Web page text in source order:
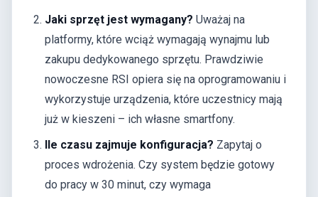
Jaki sprzęt jest wymagany? Uważaj na
platformy, które wciąż wymagają wynajmu lub
zakupu dedykowanego sprzętu. Prawdziwie
nowoczesne RSI opiera się na oprogramowaniu i
wykorzystuje urządzenia, które uczestnicy mają
już w kieszeni – ich własne smartfony.
Ile czasu zajmuje konfiguracja? Zapytaj o
proces wdrożenia. Czy system będzie gotowy
do pracy w 30 minut, czy wymaga